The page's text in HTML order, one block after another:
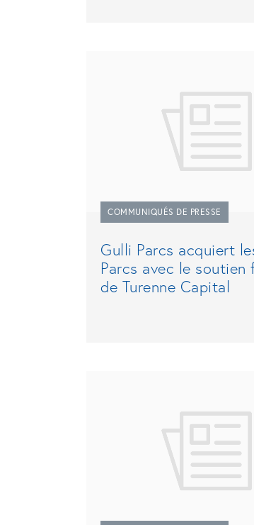
COMMUNIQUÉS DE PRESSE
Gulli Parcs acquiert
Parcs avec le soutien
de Turenne Capital